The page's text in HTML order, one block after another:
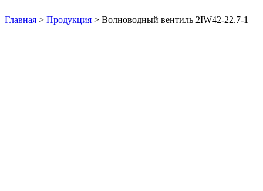
Главная > Продукция > Волноводный вентиль 2IW42-22.7-1